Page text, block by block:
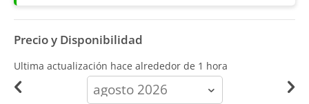
Precio y Disponibilidad
Ultima actualización hace alrededor de 1 hora
calendar-
month